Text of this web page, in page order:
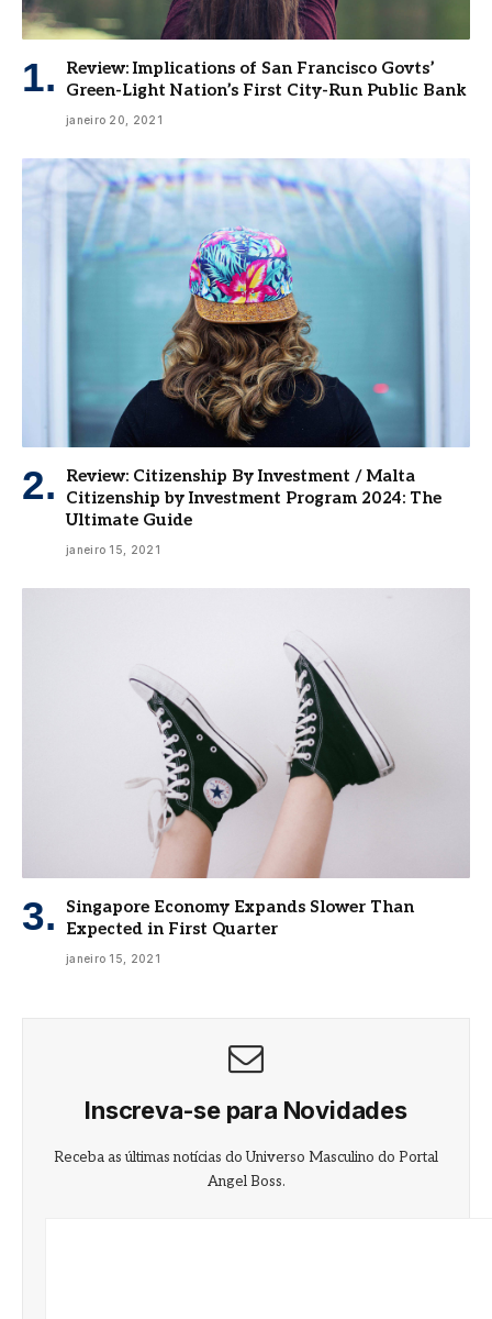
Review: Implications of San Francisco Govts’
Green-Light Nation’s First City-Run Public Bank
janeiro 20, 2021
Review: Citizenship By Investment / Malta
Citizenship by Investment Program 2024: The
Ultimate Guide
janeiro 15, 2021
Singapore Economy Expands Slower Than
Expected in First Quarter
janeiro 15, 2021
Inscreva-se para Novidades
Receba as últimas notícias do Universo Masculino do Portal
Angel Boss.